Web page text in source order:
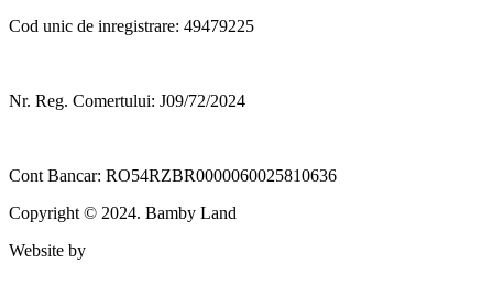
Cod unic de inregistrare: 49479225
Nr. Reg. Comertului: J09/72/2024
Cont Bancar: RO54RZBR0000060025810636
Copyright © 2024. Bamby Land
Website by